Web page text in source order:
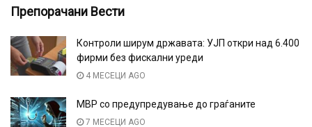
Препорачани Вести
Контроли ширум државата: УЈП откри над 6.400
фирми без фискални уреди
4 МЕСЕЦИ AGO
МВР со предупредување до граѓаните
7 МЕСЕЦИ AGO